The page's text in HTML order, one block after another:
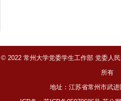
© 2022 常州大学党委学生工作部 党委人
所有
地址：江苏省常州市武